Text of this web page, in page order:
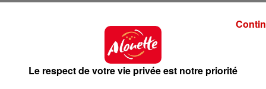
"dance". Adé signe également deux autres titres
hommage au chanteur Christophe, dont le texte a
Le respect de votre vie privée est notre priorité